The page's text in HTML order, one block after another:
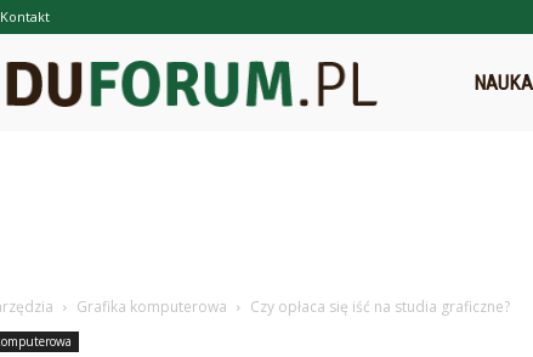
Kontakt
NAUKA
Grafika komputerowa Czy opłaca się iść na studia graficzne?